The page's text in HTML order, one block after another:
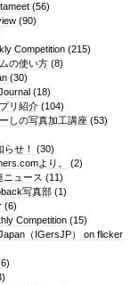
(56)
(90)
Competition(215)
の使い方(8)
(30)
(18)
リ紹介(104)
しの写真加工講座(53)
せ！
(30)
より。
(2)
ニュース (11)
写真部(1)
(6)
Competition(15)
（IGersJP） on flicker